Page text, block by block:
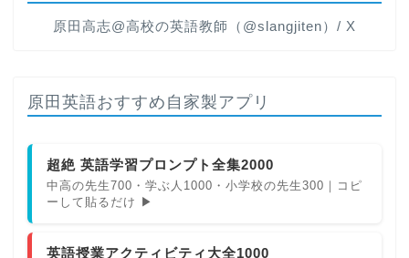
原田高志@高校の英語教師（@slangjiten）/ X
原田英語おすすめ自家製アプリ
超絶 英語学習プロンプト全集2000
中高の先生700・学ぶ人1000・小学校の先生300｜コピ
ーして貼るだけ ▶
英語授業アクティビティ大全1000